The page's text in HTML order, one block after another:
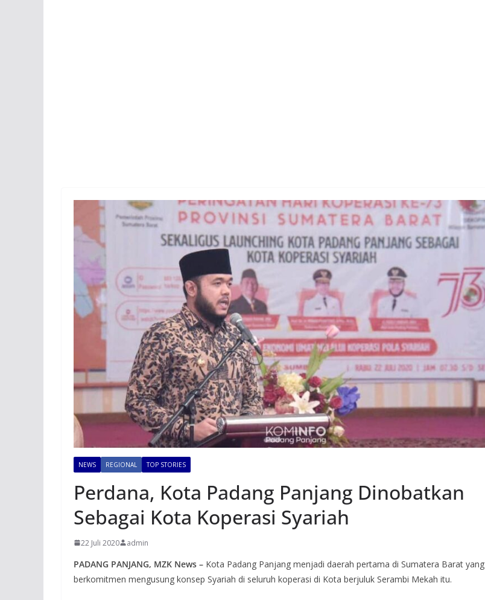
NEWS REGIONAL TOP STORIES
Perdana, Kota Padang Panjang Dinobatkan
Sebagai Kota Koperasi Syariah
22 Juli 2020 admin
PADANG PANJANG, MZK News – Kota Padang Panjang menjadi daerah pertama di Sumatera Barat yang
berkomitmen mengusung konsep Syariah di seluruh koperasi di Kota berjuluk Serambi Mekah itu.